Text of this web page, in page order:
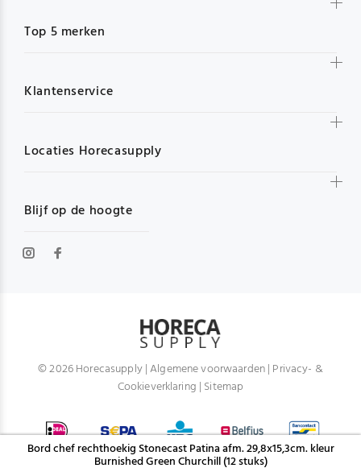
Bord chef rechthoekig Stonecast Patina afm. 29,8x15,3cm. kleur
Burnished Green Churchill (12 stuks)
Blijf op de hoogte
Top 5 merken
Klantenservice
Locaties Horecasupply
© 2026 Horecasupply |Algemene voorwaarden| Privacy- &
Cookieverklaring | Sitemap